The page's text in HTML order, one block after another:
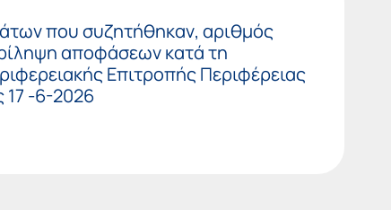
που συζητήθηκαν, αριθμός
αποφάσεων κατά τη
Επιτροπής Περιφέρειας
17 -6-2026